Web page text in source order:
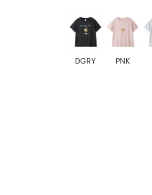
DGRY PNK